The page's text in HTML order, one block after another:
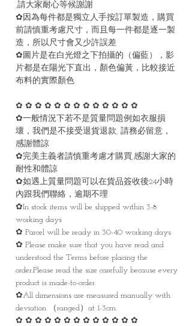
,請大家耐心等候謝謝
✿因為每件都是獨立人手按訂單製造，購買
前請慎重考慮尺寸，而且每一件都是逐一製
造，所以尺寸會又少許誤差
✿圖片是在白光燈之下拍攝的（偏藍），影
片都是在陽光下直出，顏色偏黃，比較接近
布料的實際顏色
✿ ✿ ✿ ✿ ✿ ✿ ✿ ✿ ✿ ✿ ✿ ✿ ✿
✿一般情況下若不是質量問題例如衣服損
壞，我們是不接受退貨退款, 請務必留意，
感謝體諒
✿完美主義者請慎重考慮才購買,感謝大家的
耐性和體諒
✿如遇上質量問題可以在貨品簽收後24小時
內跟我們聯絡，逾期不理
✿In stock items will be shipped within 3-8
working days
✿ Parcel will be ready in 30-40 working days
✿ Please make sure that you have read and
understood the Terms before placing the
order.Please read the size carefully because every
product is made-to-order.
✿All dimensions are measured manually with
deviation （ranged）at 1-3cm.
✿ ✿ ✿ ✿ ✿ ✿ ✿ ✿ ✿ ✿ ✿ ✿ ✿